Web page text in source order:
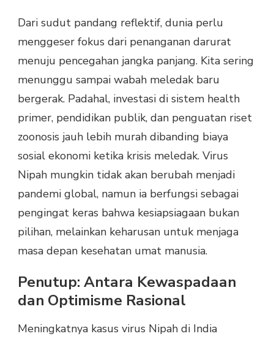
Dari sudut pandang reflektif, dunia perlu
menggeser fokus dari penanganan darurat
menuju pencegahan jangka panjang. Kita sering
menunggu sampai wabah meledak baru
bergerak. Padahal, investasi di sistem health
primer, pendidikan publik, dan penguatan riset
zoonosis jauh lebih murah dibanding biaya
sosial ekonomi ketika krisis meledak. Virus
Nipah mungkin tidak akan berubah menjadi
pandemi global, namun ia berfungsi sebagai
pengingat keras bahwa kesiapsiagaan bukan
pilihan, melainkan keharusan untuk menjaga
masa depan kesehatan umat manusia.
Penutup: Antara Kewaspadaan
dan Optimisme Rasional
Meningkatnya kasus virus Nipah di India